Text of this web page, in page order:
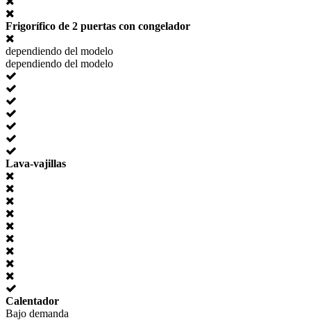
Frigorífico de 2 puertas con congelador
dependiendo del modelo
dependiendo del modelo
Lava-vajillas
Calentador
Bajo demanda